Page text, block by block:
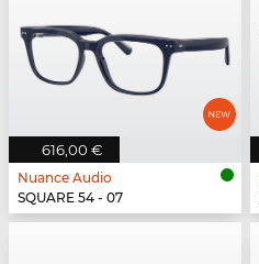
616,00 €
Nuance Audio
SQUARE 54 - 07